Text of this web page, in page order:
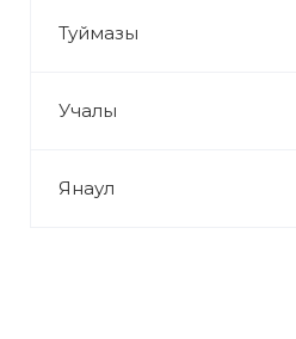
Туймазы
Учалы
Янаул